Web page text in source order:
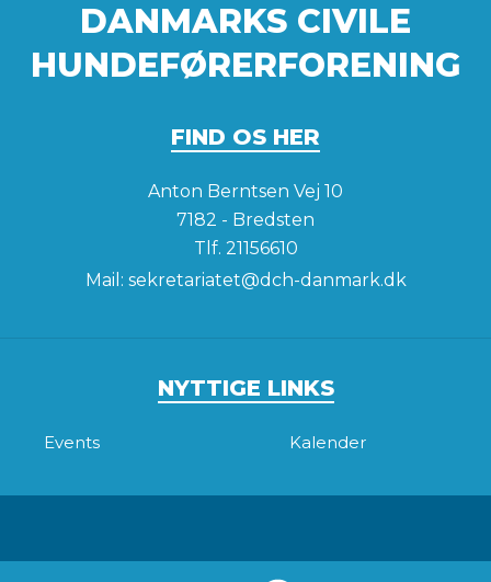
DANMARKS CIVILE
HUNDEFØRERFORENING
FIND OS HER
Anton Berntsen Vej 10
7182 - Bredsten
Tlf. 21156610
Mail: sekretariatet@dch-danmark.dk
NYTTIGE LINKS
Events Kalender